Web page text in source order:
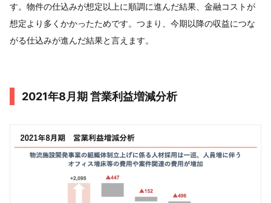
す。物件の仕込みが想定以上に順調に進んだ結果、金融コストが
想定より多くかかったためです。つまり、今期以降の収益につな
がる仕込みが進んだ結果と言えます。
2021年8⽉期 営業利益増減分析